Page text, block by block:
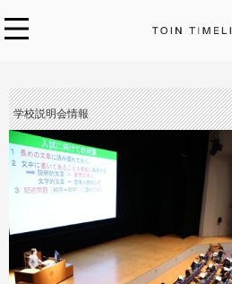
学校説明会情報